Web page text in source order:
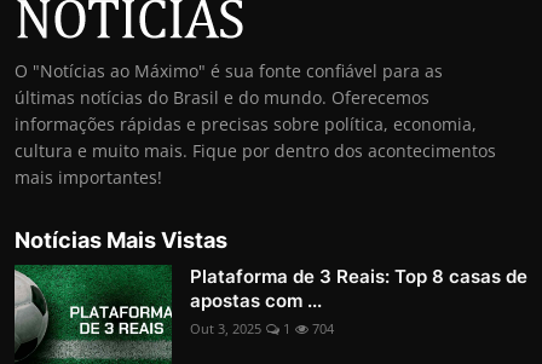
O "Notícias ao Máximo" é sua fonte confiável para as
últimas notícias do Brasil e do mundo. Oferecemos
informações rápidas e precisas sobre política, economia,
cultura e muito mais. Fique por dentro dos acontecimentos
mais importantes!
Notícias Mais Vistas
Plataforma de 3 Reais: Top 8 casas de
apostas com ...
Out 3, 2025 1 704